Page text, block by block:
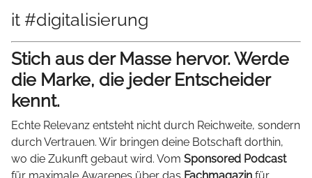
it #digitalisierung
Stich aus der Masse hervor. Werde
die Marke, die jeder Entscheider
kennt.
Echte Relevanz entsteht nicht durch Reichweite, sondern
durch Vertrauen. Wir bringen deine Botschaft dorthin,
wo die Zukunft gebaut wird. Vom Sponsored Podcast